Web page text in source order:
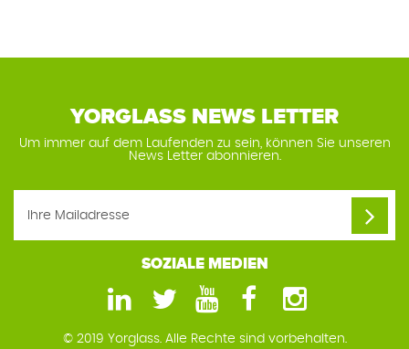
YORGLASS NEWS LETTER
Um immer auf dem Laufenden zu sein, können Sie unseren
News Letter abonnieren.
SOZIALE MEDIEN
© 2019 Yorglass. Alle Rechte sind vorbehalten.